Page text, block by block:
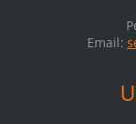
Email: